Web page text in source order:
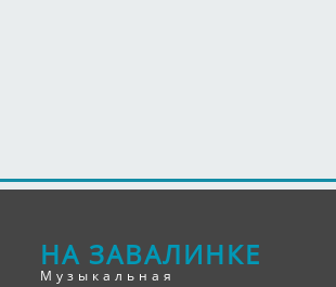
НА ЗАВАЛИНКЕ
Музыкальная